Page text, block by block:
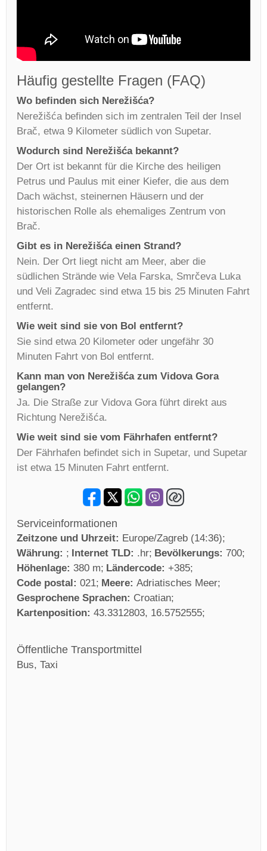
Häufig gestellte Fragen (FAQ)
Wo befinden sich Nerežišća?
Nerežišća befinden sich im zentralen Teil der Insel
Brač, etwa 9 Kilometer südlich von Supetar.
Wodurch sind Nerežišća bekannt?
Der Ort ist bekannt für die Kirche des heiligen
Petrus und Paulus mit einer Kiefer, die aus dem
Dach wächst, steinernen Häusern und der
historischen Rolle als ehemaliges Zentrum von
Brač.
Gibt es in Nerežišća einen Strand?
Nein. Der Ort liegt nicht am Meer, aber die
südlichen Strände wie Vela Farska, Smrčeva Luka
und Veli Zagradec sind etwa 15 bis 25 Minuten Fahrt
entfernt.
Wie weit sind sie von Bol entfernt?
Sie sind etwa 20 Kilometer oder ungefähr 30
Minuten Fahrt von Bol entfernt.
Kann man von Nerežišća zum Vidova Gora
gelangen?
Ja. Die Straße zur Vidova Gora führt direkt aus
Richtung Nerežišća.
Wie weit sind sie vom Fährhafen entfernt?
Der Fährhafen befindet sich in Supetar, und Supetar
ist etwa 15 Minuten Fahrt entfernt.
Serviceinformationen
Zeitzone und Uhrzeit: Europe/Zagreb (14:36)
Währung:
Internet TLD: .hr Bevölkerungs: 700
Höhenlage: 380 m Ländercode: +385
Code postal: 021 Meere: Adriatisches Meer
Gesprochene Sprachen: Croatian
Kartenposition: 43.3312803, 16.5752555
Öffentliche Transportmittel
Bus, Taxi